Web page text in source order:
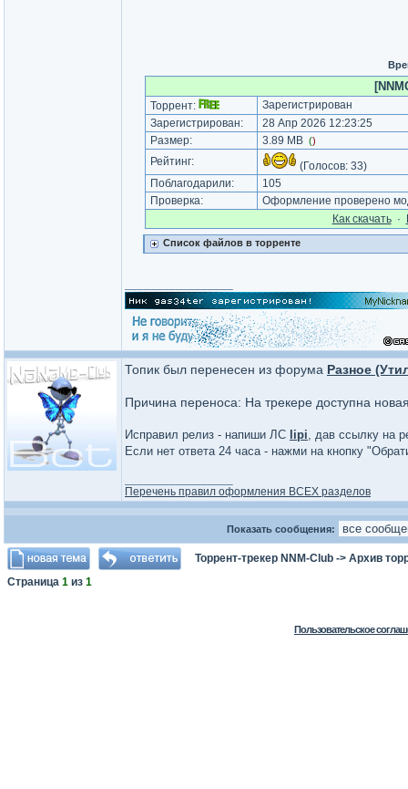
Торрент:
Зарегистрирован
Зарегистрирован:
28 Апр 2026 12:23:25
Размер:
3.89 MB ()
Рейтинг: (Голосов: 33)
Поблагодарили:
105
Проверка:
Оформление проверено
Как cкачать·
Список файлов в торренте
Топик был перенесен из форума Разное
Причина переноса: На трекере доступна
Исправил релиз - напиши ЛС lipi, дав ссылку на
Если нет ответа 24 часа - нажми на кнопку
Перечень правил оформления ВСЕХ разделов
Показать сообщения:
Торрент-трекер NNM-Club -> Архив
Страница 1 из 1
Пользовательское